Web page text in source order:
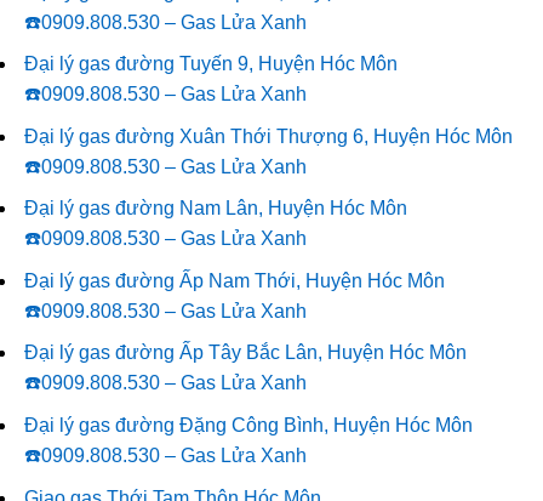
☎️0909.808.530 – Gas Lửa Xanh
Đại lý gas đường Tuyến 9, Huyện Hóc Môn
☎️0909.808.530 – Gas Lửa Xanh
Đại lý gas đường Xuân Thới Thượng 6, Huyện Hóc Môn
☎️0909.808.530 – Gas Lửa Xanh
Đại lý gas đường Nam Lân, Huyện Hóc Môn
☎️0909.808.530 – Gas Lửa Xanh
Đại lý gas đường Ấp Nam Thới, Huyện Hóc Môn
☎️0909.808.530 – Gas Lửa Xanh
Đại lý gas đường Ấp Tây Bắc Lân, Huyện Hóc Môn
☎️0909.808.530 – Gas Lửa Xanh
Đại lý gas đường Đặng Công Bình, Huyện Hóc Môn
☎️0909.808.530 – Gas Lửa Xanh